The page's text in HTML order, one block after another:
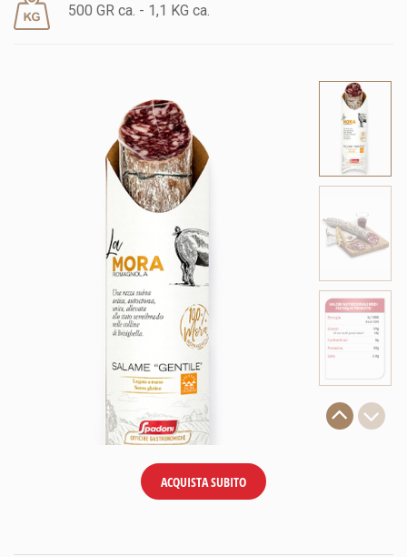
500 GR ca. - 1,1 KG ca.
ACQUISTA SUBITO